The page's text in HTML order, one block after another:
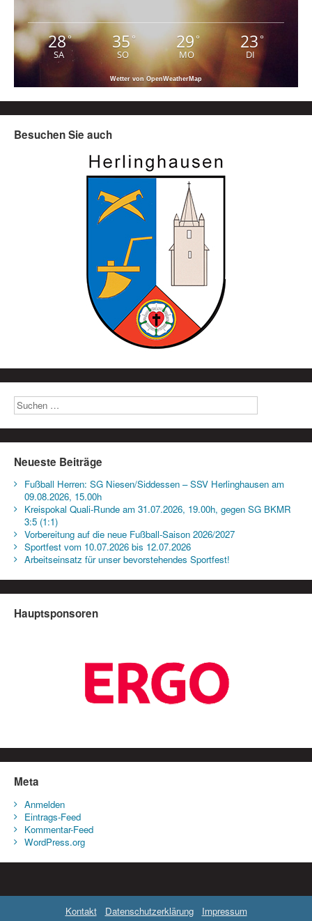
28°
SA
35°
SO
29°
MO
23°
DI
Wetter von OpenWeatherMap
Besuchen Sie auch
Neueste Beiträge
Fußball Herren: SG Niesen/Siddessen – SSV Herlinghausen am
09.08.2026, 15.00h
Kreispokal Quali-Runde am 31.07.2026, 19.00h, gegen SG BKMR
3:5 (1:1)
Vorbereitung auf die neue Fußball-Saison 2026/2027
Sportfest vom 10.07.2026 bis 12.07.2026
Arbeitseinsatz für unser bevorstehendes Sportfest!
Hauptsponsoren
Meta
Anmelden
Eintrags-Feed
Kommentar-Feed
WordPress.org
Kontakt Datenschutzerklärung Impressum